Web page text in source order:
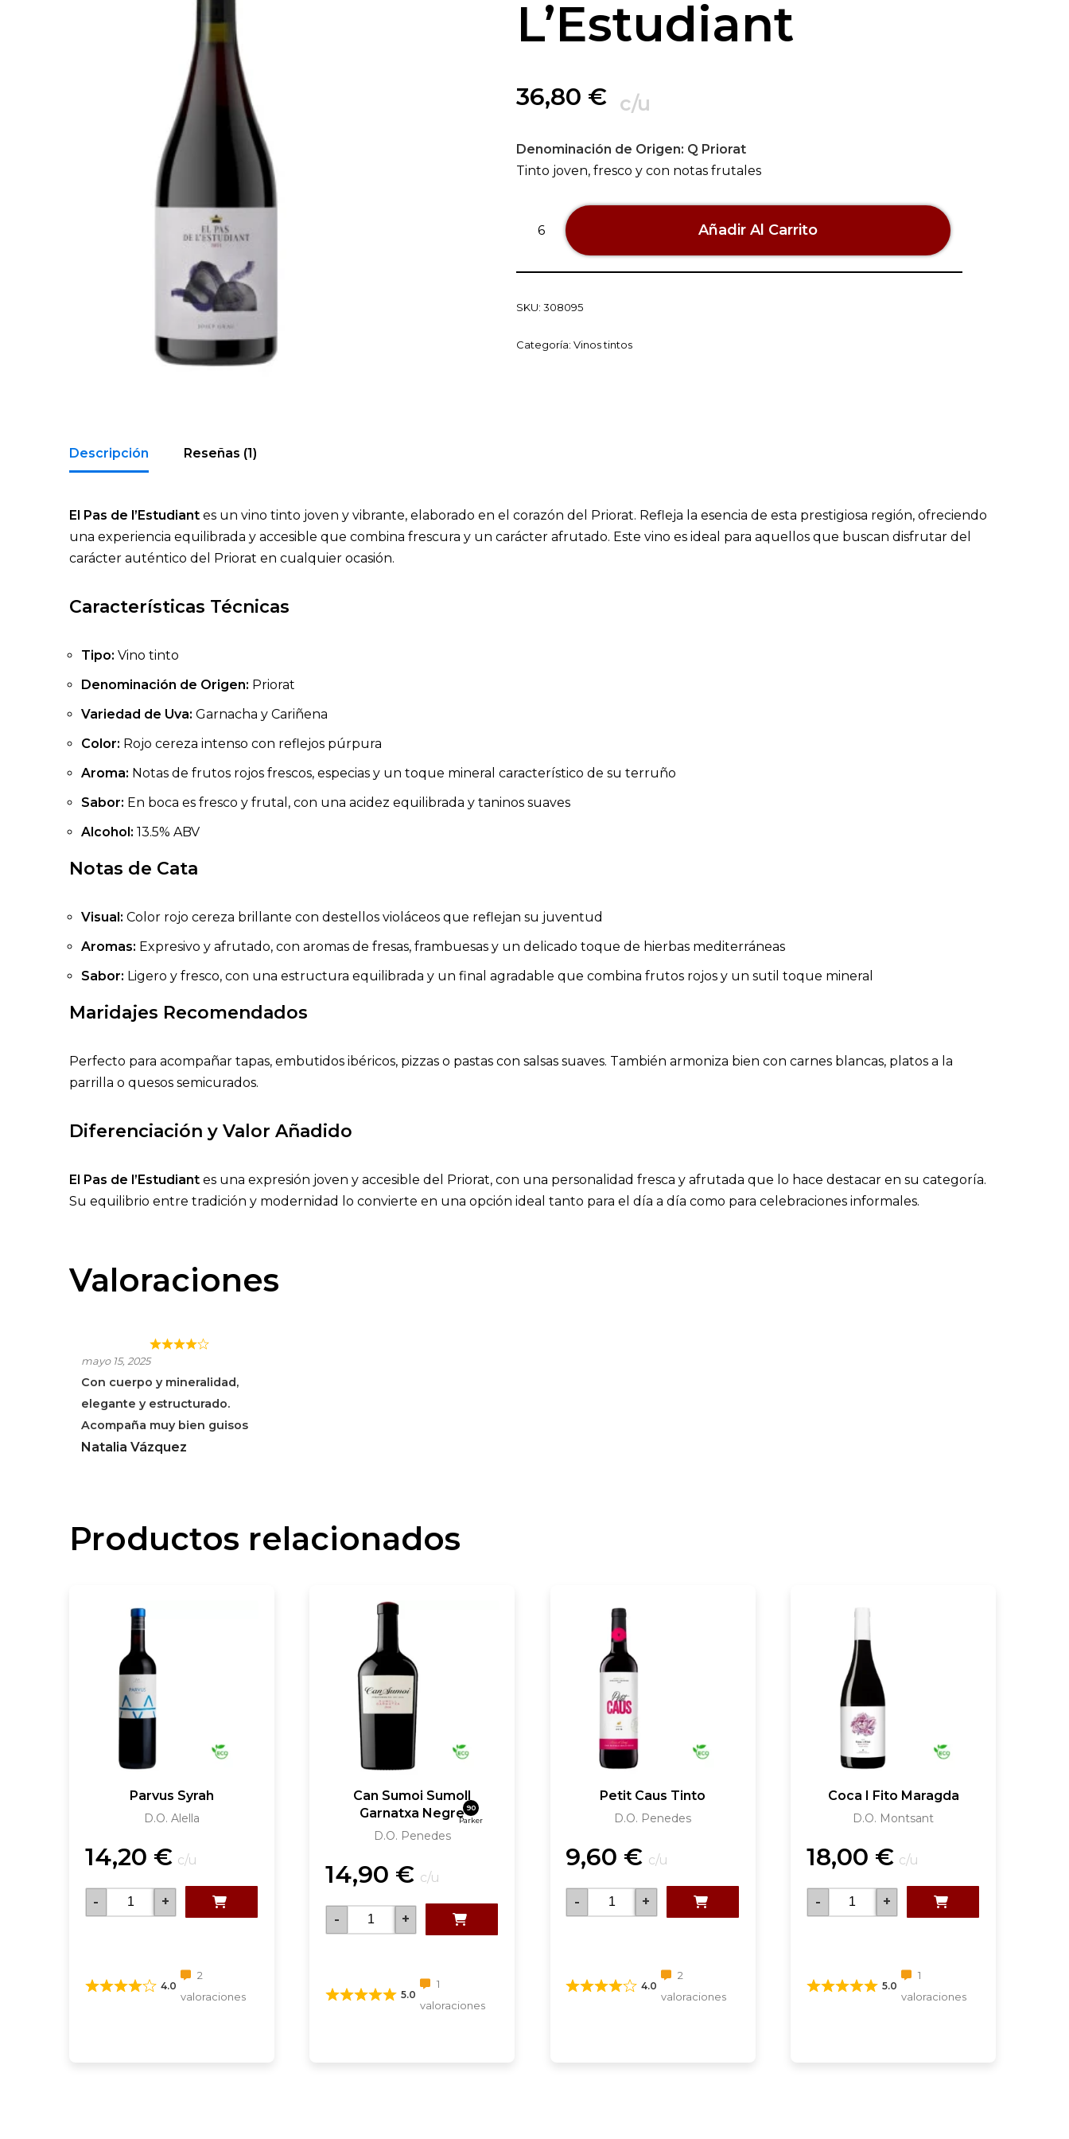
L’Estudiant
36,80 € c/u
Denominación de Origen: Q Priorat
Tinto joven, fresco y con notas frutales
Añadir Al Carrito
SKU: 308095
Categoría: Vinos tintos
Descripción Reseñas (1)
El Pas de l’Estudiant es un vino tinto joven y vibrante, elaborado en el corazón del Priorat. Refleja la esencia de esta prestigiosa región, ofreciendo
una experiencia equilibrada y accesible que combina frescura y un carácter afrutado. Este vino es ideal para aquellos que buscan disfrutar del
carácter auténtico del Priorat en cualquier ocasión.
Características Técnicas
Tipo: Vino tinto
Denominación de Origen: Priorat
Variedad de Uva: Garnacha y Cariñena
Color: Rojo cereza intenso con reflejos púrpura
Aroma: Notas de frutos rojos frescos, especias y un toque mineral característico de su terruño
Sabor: En boca es fresco y frutal, con una acidez equilibrada y taninos suaves
Alcohol: 13.5% ABV
Notas de Cata
Visual: Color rojo cereza brillante con destellos violáceos que reflejan su juventud
Aromas: Expresivo y afrutado, con aromas de fresas, frambuesas y un delicado toque de hierbas mediterráneas
Sabor: Ligero y fresco, con una estructura equilibrada y un final agradable que combina frutos rojos y un sutil toque mineral
Maridajes Recomendados
Perfecto para acompañar tapas, embutidos ibéricos, pizzas o pastas con salsas suaves. También armoniza bien con carnes blancas, platos a la
parrilla o quesos semicurados.
Diferenciación y Valor Añadido
El Pas de l’Estudiant es una expresión joven y accesible del Priorat, con una personalidad fresca y afrutada que lo hace destacar en su categoría.
Su equilibrio entre tradición y modernidad lo convierte en una opción ideal tanto para el día a día como para celebraciones informales.
Valoraciones
EL PAS DE
L’ESTUDIANT
mayo 15, 2025
Con cuerpo y mineralidad,
elegante y estructurado.
Acompaña muy bien guisos
Natalia Vázquez
Productos relacionados
Parvus Syrah
D.O. Alella
14,20 € c/u
- +
4.0
2
valoraciones
Can Sumoi Sumoll
Garnatxa Negre
D.O. Penedes
90
Parker
14,90 € c/u
- +
5.0
1
valoraciones
Petit Caus Tinto
D.O. Penedes
9,60 € c/u
- +
4.0
2
valoraciones
Coca I Fito Maragda
D.O. Montsant
18,00 € c/u
- +
5.0
1
valoraciones